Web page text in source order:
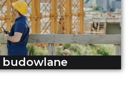
budowlane